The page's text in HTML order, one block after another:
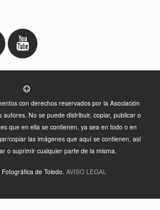
con derechos reservados por la Asociación
autores. No se puede distribuir, copiar, publicar o
que en ella se contienen, ya sea en todo o en
copiar las imágenes que aquí se contienen, así
o suprimir cualquier parte de la misma.
de Toledo. AVISO LEGAL